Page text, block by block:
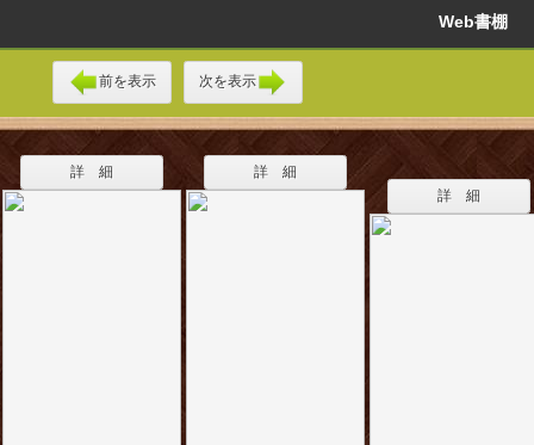
Web書棚
前を表示 次を表示
詳 細
詳 細
詳 細